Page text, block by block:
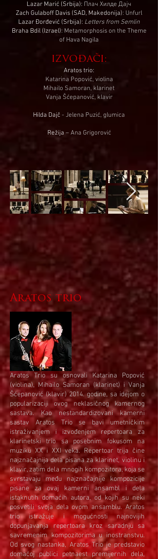
Lazar Marić (Srbija): Плач Хилде Дајч
Zach Gulaboff Davis (SAD, Makedonija): Unfurl
Lazar Đorđević (Srbija): Letters from Semlin
Braha Bdil (Izrael): Metamorphosis on the Theme
of Hava Nagila
IZVOĐAČI:
Aratos trio:
Katarina Popović, violina
Mihailo Samoran, klarinet
Vanja Šćepanović, klavir
Hilda Dajč- Jelena Puzić, glumica
Režija – Ana Grigorović
Aratos trio
Aratos Trio su osnovali Katarina Popović
(violina), Mihailo Samoran (klarinet) i Vanja
Šćepanović (klavir) 2014. godine, sa idejom o
popularizaciji ovog neklasičnog kamernog
sastava. Kao nestandardizovani kamerni
sastav Aratos Trio se bavi umetničkim
istraživanjem i izvođenjem repertoara za
klarinetski trio sa posebnim fokusom na
muziku XX i XXI veka. Repertoar trija čine
najznačajnija dela pisana za klarinet, violinu i
klavir, zatim dela mnogih kompozitora, koja se
svrstavaju među najznačajnije kompozicije
pisane za ovaj kamerni ansambl i dela
istaknutih domaćih autora, od kojih su neki
posvetili svoja dela ovom ansamblu. Aratos
trio istražuje i mogućnosti najnovijih
dopunjavanja repertoara kroz saradnju sa
savremenim kompozitorima u inostranstvu.
Od svog nastanka, Aratos Trio je predstavio
domaćoj publici petnaest premijernih dela,